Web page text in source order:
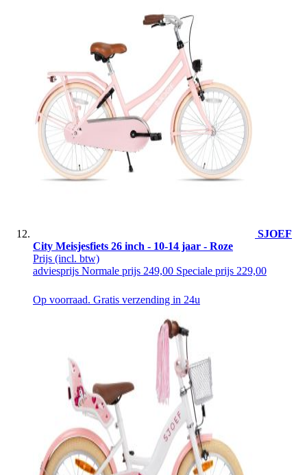
SJOEF
City Meisjesfiets 26 inch - 10-14 jaar - Roze
Prijs (incl. btw)
adviesprijs Normale prijs 249,00 Speciale prijs 229,00
Op voorraad. Gratis verzending in 24u